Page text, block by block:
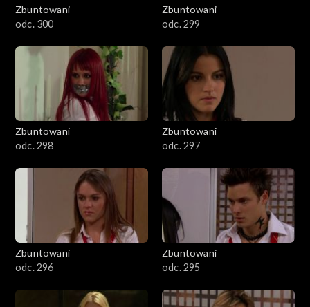
Zbuntowani
odc. 300
Zbuntowani
odc. 299
Zbuntowani
odc. 298
Zbuntowani
odc. 297
Zbuntowani
odc. 296
Zbuntowani
odc. 295